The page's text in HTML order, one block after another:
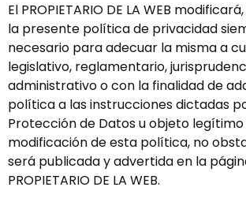
El PROPIETARIO DE LA WEB
la presente política de privacidad
necesario para adecuar la misma a
legislativo, reglamentario,
administrativo o con la finalidad de
política a las instrucciones dictadas
Protección de Datos u objeto
modificación de esta política, no
será publicada y advertida en la
PROPIETARIO DE LA WEB.